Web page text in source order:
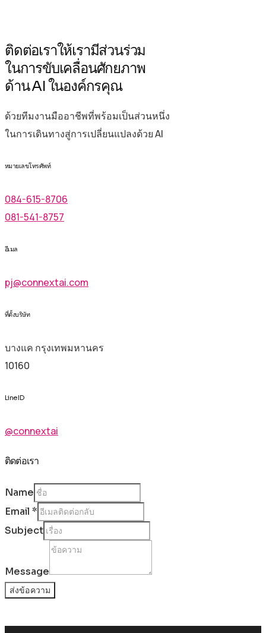
ติดต่อเราให้เรามีส่วนร่วม
ในการขับเคลื่อนศักยภาพ
ด้าน AI ในองค์กรคุณ
ด้วยทีมงานมืออาชีพที่พร้อมเป็นส่วนหนึ่ง
ในการเดินทางสู่การเปลี่ยนแปลงด้วย AI
หมายเลขโทรศัพท์
084-615-8706
081-541-8757
อีเมล
pj@connextai.com
ที่ตั้งบริษัท
บางแค กรุงเทพมหานคร
10160
Line ID
@connextai
ติดต่อเรา
Name
Email *
Subject
Name
Email
Message
ส่งข้อความ